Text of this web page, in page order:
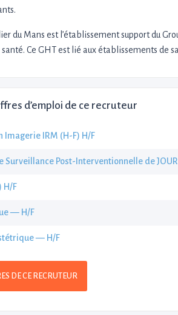
du Mans est l’établissement support du
Ce GHT est lié aux établissements de
d’emploi de ce recruteur
Imagerie IRM (H-F) H/F
Surveillance Post-Interventionnelle de
H/F
— H/F
— H/F
DE CE RECRUTEUR